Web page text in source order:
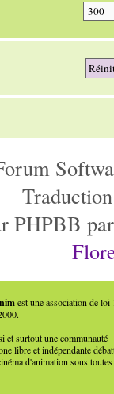
PHPBB
est une association de loi
et surtout une communauté
libre et indépendante
d'animation sous toutes